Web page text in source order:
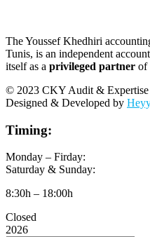
The Youssef Khedhiri
Tunis, is an independent
itself as a privileged partner of
© 2023 CKY Audit & Expertise
Designed & Developed by
Timing:
Monday – Firday:
Saturday & Sunday:
8:30h – 18:00h
Closed
2026